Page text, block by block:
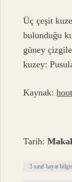
Üç çeşit
bulunduğu
güney
kuzey:
Kaynak:
Tarih:
3 sınıf hayat